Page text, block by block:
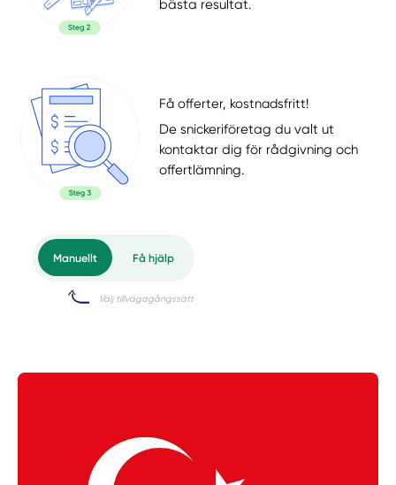
bästa resultat.
Få offerter, kostnadsfritt!
De snickeriföretag du valt ut
kontaktar dig för rådgivning och
offertlämning.